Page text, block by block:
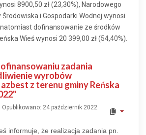
8900,50 zł (23,30%), Narodowego
Środowiska i Gospodarki Wodnej wynosi
dofinansowanie ze środków
Wieś wynosi 20 399,00 zł (54,40%).
zadania
wyrobów
z terenu gminy Reńska
Opublikowano: 24 październik 2022
informuje, że realizacja zadania pn.